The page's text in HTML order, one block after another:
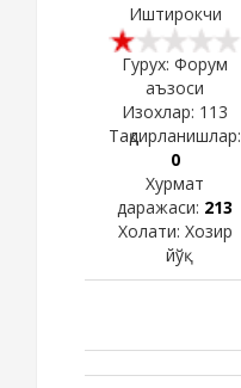
Иштирокчи
Гурух: Форум
аъзоси
Изохлар: 113
Тақдирланишлар:
0
Хурмат
даражаси: 213
Холати: Хозир
йўқ